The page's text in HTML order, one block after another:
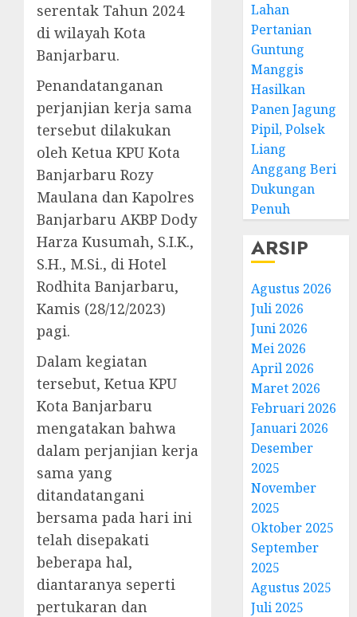
serentak Tahun 2024
di wilayah Kota
Banjarbaru.
Penandatanganan
perjanjian kerja sama
tersebut dilakukan
oleh Ketua KPU Kota
Banjarbaru Rozy
Maulana dan Kapolres
Banjarbaru AKBP Dody
Harza Kusumah, S.I.K.,
S.H., M.Si., di Hotel
Rodhita Banjarbaru,
Kamis (28/12/2023)
pagi.
Dalam kegiatan
tersebut, Ketua KPU
Kota Banjarbaru
mengatakan bahwa
dalam perjanjian kerja
sama yang
ditandatangani
bersama pada hari ini
telah disepakati
beberapa hal,
diantaranya seperti
pertukaran dan
Lahan
Pertanian
Guntung
Manggis
Hasilkan
Panen Jagung
Pipil, Polsek
Liang
Anggang Beri
Dukungan
Penuh
ARSIP
Agustus 2026
Juli 2026
Juni 2026
Mei 2026
April 2026
Maret 2026
Februari 2026
Januari 2026
Desember
2025
November
2025
Oktober 2025
September
2025
Agustus 2025
Juli 2025